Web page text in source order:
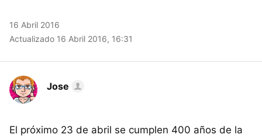
16 Abril 2016
Actualizado 16 Abril 2016, 16:31
Jose
El próximo 23 de abril se cumplen 400 años de la